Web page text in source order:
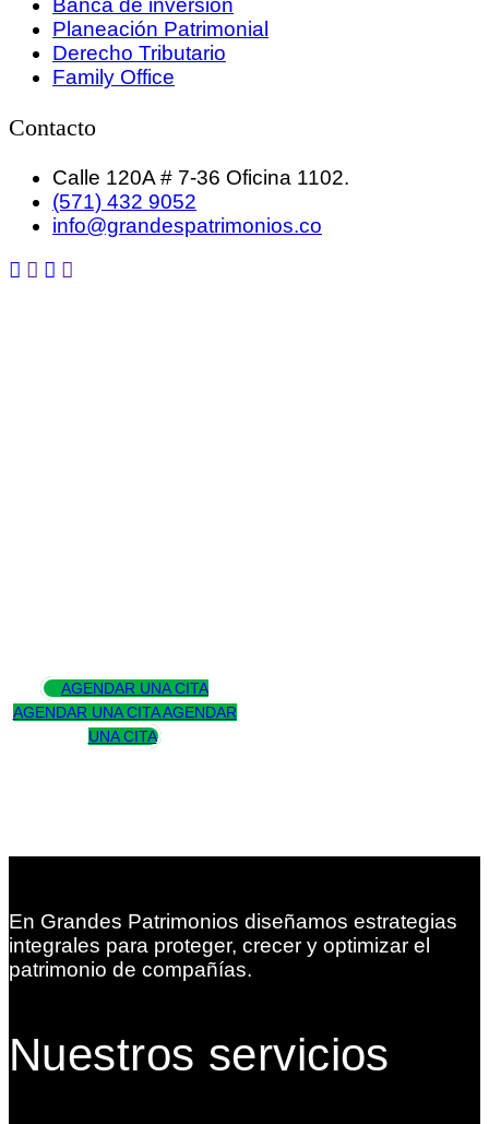
Banca de inversión
Planeación Patrimonial
Derecho Tributario
Family Office
Contacto
Calle 120A # 7-36 Oficina 1102.
(571) 432 9052
info@grandespatrimonios.co
AGENDAR UNA CITA
AGENDAR UNA CITA AGENDAR
UNA CITA
En Grandes Patrimonios diseñamos estrategias
integrales para proteger, crecer y optimizar el
patrimonio de compañías.
Nuestros servicios